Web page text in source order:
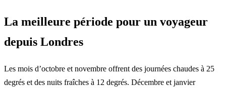
La meilleure période pour un voyageur
depuis Londres
Les mois d’octobre et novembre offrent des journées chaudes à 25
degrés et des nuits fraîches à 12 degrés. Décembre et janvier